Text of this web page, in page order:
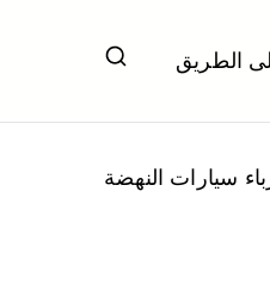
الطريق
سيارات النهضة